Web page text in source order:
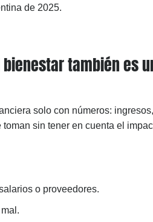
de 2025.
también es
solo con números:
sin tener en cuenta el
o proveedores.